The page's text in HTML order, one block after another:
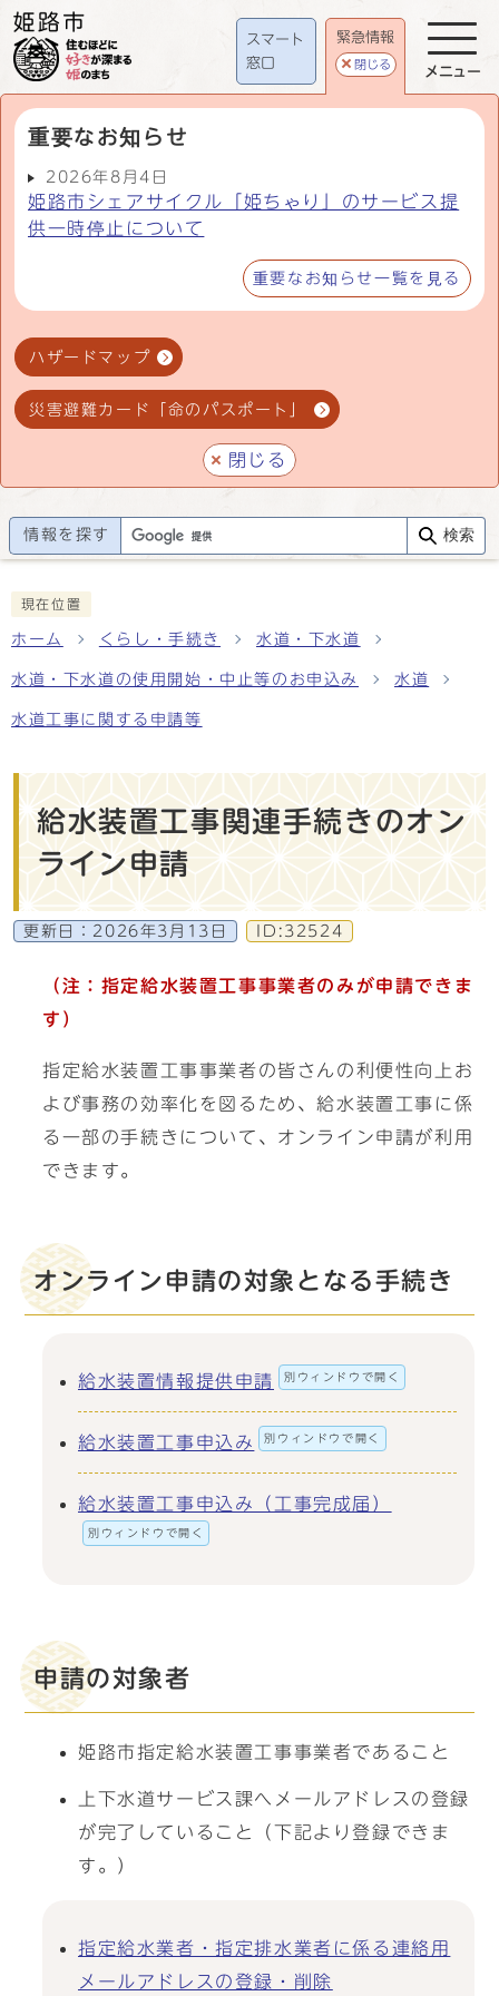
スマート
窓口
緊急情報
閉じる
重要なお知らせ
2026年8月4日
姫路市シェアサイクル「姫ちゃり」のサービス提
供一時停止について
重要なお知らせ一覧を見る
ハザードマップ
災害避難カード「命のパスポート」
閉じる
メニュー
情報を探す 検索
現在位置
ホーム くらし・手続き 水道・下水道
水道・下水道の使用開始・中止等のお申込み 水道
水道工事に関する申請等
給水装置工事関連手続きのオン
ライン申請
更新日： 2026年3月13日 ID:32524
（注：指定給水装置工事事業者のみが申請できま
す）
指定給水装置工事事業者の皆さんの利便性向上お
よび事務の効率化を図るため、給水装置工事に係
る一部の手続きについて、オンライン申請が利用
できます。
オンライン申請の対象となる手続き
給水装置情報提供申請 別ウィンドウで開く
給水装置工事申込み 別ウィンドウで開く
給水装置工事申込み（工事完成届）
別ウィンドウで開く
申請の対象者
姫路市指定給水装置工事事業者であること
上下水道サービス課へメールアドレスの登録
が完了していること（下記より登録できま
す。）
指定給水業者・指定排水業者に係る連絡用
メールアドレスの登録・削除